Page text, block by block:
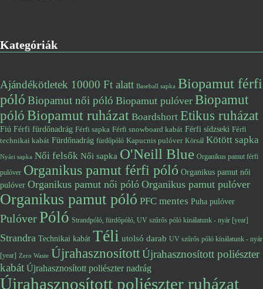
Kategóriák
Ajándékötletek 10000 Ft alatt Baseball sapka Biopamut férfi
póló Biopamut női póló Biopamut pulóver Biopamut
pólóBiopamut ruházat Boardshort Etikus ruházat
Fiú Férfi fürdőnadrág Férfi sapka Férfi snowboard kabát Férfi sídzseki Férfi
technikai kabát Fürdőnadrág fürdőpóló Kapucnis pulóver Körsál Kötött sapka
Nyári sapka Női felsők Női sapka O'Neill Blue Organikus pamut férfi
pulóver Organikus pamut férfi póló Organikus pamut női
pulóver Organikus pamut női póló Organikus pamut pulóver
Organikus pamut póló PFC mentes Puha pulóver
PulóverPóló Strandpóló, fürdőpóló, UV szűrős póló kínálatunk - nyár [year]
Strandra Technikai kabát Téli utolsó darab UV szűrős póló kínálatunk - nyár
[year] Zero Waste ÚjrahasznosítottÚjrahasznosított poliészter
kabát Újrahasznosított poliészter nadrág
Újrahasznosított poliészter ruházat